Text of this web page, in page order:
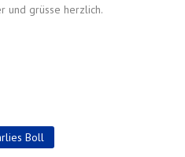
und grüsse herzlich.
Boll